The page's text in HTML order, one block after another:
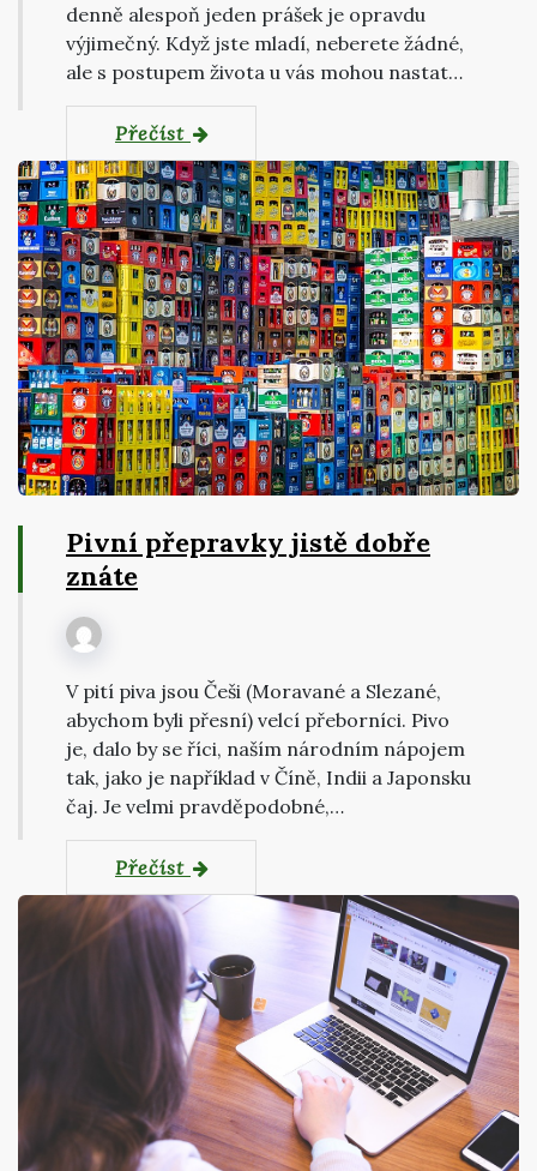
denně alespoň jeden prášek je opravdu
výjimečný. Když jste mladí, neberete žádné,
ale s postupem života u vás mohou nastat…
Přečíst
Pivní přepravky jistě dobře
znáte
V pití piva jsou Češi (Moravané a Slezané,
abychom byli přesní) velcí přeborníci. Pivo
je, dalo by se říci, naším národním nápojem
tak, jako je například v Číně, Indii a Japonsku
čaj. Je velmi pravděpodobné,…
Přečíst